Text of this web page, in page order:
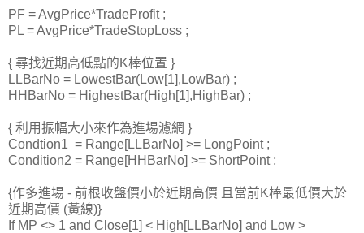
PF = AvgPrice*TradeProfit ;
PL = AvgPrice*TradeStopLoss ;
{ 尋找近期高低點的K棒位置 }
LLBarNo = LowestBar(Low[1],LowBar) ;
HHBarNo = HighestBar(High[1],HighBar) ;
{ 利用振幅大小來作為進場濾網 }
Condtion1 = Range[LLBarNo] >= LongPoint ;
Condition2 = Range[HHBarNo] >= ShortPoint ;
{作多進場 - 前根收盤價小於近期高價 且當前K棒最低價大於
近期高價 (黃線)}
If MP <> 1 and Close[1] < High[LLBarNo] and Low >